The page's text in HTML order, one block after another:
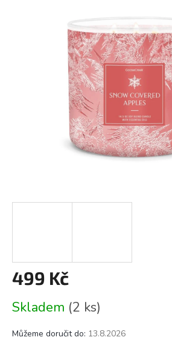
5
hvězdiček.
499 Kč
cena:
Skladem (2 ks)
Můžeme doručit do: 13.8.2026